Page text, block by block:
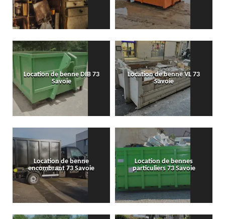
Location de benne DIB 73
Savoie
Location de benne VL 73
Savoie
Location de benne
encombrant 73 Savoie
Location de bennes
particuliers 73 Savoie